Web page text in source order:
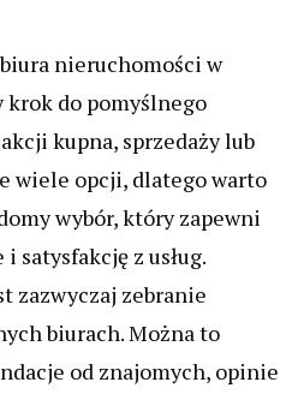
nieruchomości w
do pomyślnego
kupna, sprzedaży lub
wiele opcji, dlatego warto
wybór, który zapewni
satysfakcję z usług.
zazwyczaj zebranie
biurach. Można to
od znajomych, opinie